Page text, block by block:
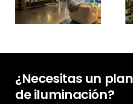
de
iluminación?
¿Necesitas un plan
de iluminación?